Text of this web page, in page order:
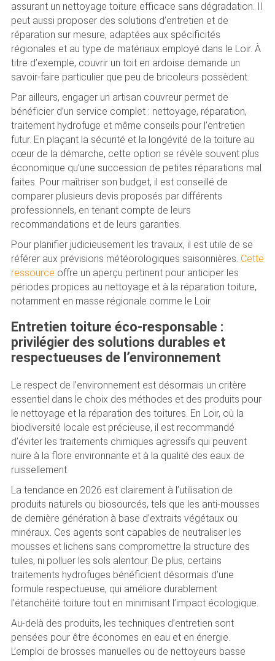
assurant un nettoyage toiture efficace sans dégradation. Il
peut aussi proposer des solutions d’entretien et de
réparation sur mesure, adaptées aux spécificités
régionales et au type de matériaux employé dans le Loir. À
titre d’exemple, couvrir un toit en ardoise demande un
savoir-faire particulier que peu de bricoleurs possèdent.
Par ailleurs, engager un artisan couvreur permet de
bénéficier d’un service complet : nettoyage, réparation,
traitement hydrofuge et même conseils pour l’entretien
futur. En plaçant la sécurité et la longévité de la toiture au
cœur de la démarche, cette option se révèle souvent plus
économique qu’une succession de petites réparations mal
faites. Pour maîtriser son budget, il est conseillé de
comparer plusieurs devis proposés par différents
professionnels, en tenant compte de leurs
recommandations et de leurs garanties.
Pour planifier judicieusement les travaux, il est utile de se
référer aux prévisions météorologiques saisonnières. Cette
ressource offre un aperçu pertinent pour anticiper les
périodes propices au nettoyage et à la réparation toiture,
notamment en masse régionale comme le Loir.
Entretien toiture éco-responsable :
privilégier des solutions durables et
respectueuses de l’environnement
Le respect de l’environnement est désormais un critère
essentiel dans le choix des méthodes et des produits pour
le nettoyage et la réparation des toitures. En Loir, où la
biodiversité locale est précieuse, il est recommandé
d’éviter les traitements chimiques agressifs qui peuvent
nuire à la flore environnante et à la qualité des eaux de
ruissellement.
La tendance en 2026 est clairement à l’utilisation de
produits naturels ou biosourcés, tels que les anti-mousses
de dernière génération à base d’extraits végétaux ou
minéraux. Ces agents sont capables de neutraliser les
mousses et lichens sans compromettre la structure des
tuiles, ni polluer les sols alentour. De plus, certains
traitements hydrofuges bénéficient désormais d’une
formule respectueuse, qui améliore durablement
l’étanchéité toiture tout en minimisant l’impact écologique.
Au-delà des produits, les techniques d’entretien sont
pensées pour être économes en eau et en énergie.
L’emploi de brosses manuelles ou de nettoyeurs basse